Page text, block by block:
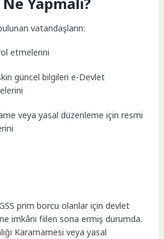
vatandaşların:
etmelerini
güncel bilgileri e-Devlet
veya yasal düzenleme için resmi
prim borcu olanlar için devlet
imkânı fiilen sona ermiş durumda.
Kararnamesi veya yasal